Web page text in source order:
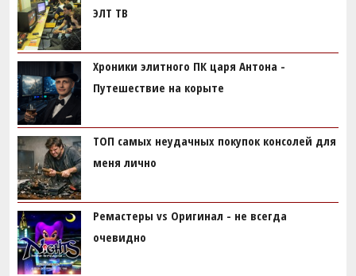
ЭЛТ ТВ
Хроники элитного ПК царя Антона -
Путешествие на корыте
ТОП самых неудачных покупок консолей для
меня лично
Ремастеры vs Оригинал - не всегда
очевидно